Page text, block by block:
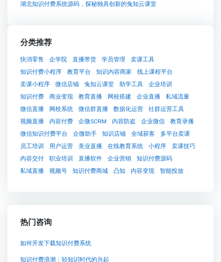
湖北知识付费系统源码，探秘独具创新的兔知云课堂
分类推荐
快消零售 企学院 直播带货 学员管理
卖课工具
知识付费小程序
教育平台 知识内容商家
线上课程平台
卖课小程序
微信店铺 兔知云课堂 助学工具
企业培训
知识付费
商业变现 教育直播 网校搭建 企业直播
私域流量
微信直播
网校系统 微信群直播 数据化运营
社群运营工具
视频直播
内容付费 企微SCRM 内容防盗 企业微信
教育录播
微信知识付费平台
企微助手 知识店铺 全域获客
多平台卖课
员工培训
用户运营 美业直播 在线教育系统 小程序
卖课技巧
内容交付
职业培训 直播软件 企业营销
知识付费源码
私域直播
视频号 知识付费商城 凸知 内容变现 智能投放
热门咨询
如何开发下载知识付费系统
知识付费浪潮：轻知识时代的兴起